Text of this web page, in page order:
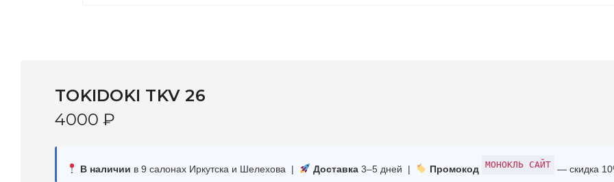
TOKIDOKI TKV 26
4000 ₽
В наличии в 9 салонах Иркутска и Шелехова | Доставка3–5 дней | Промокод МОНОКЛЬ САЙТ — скидка